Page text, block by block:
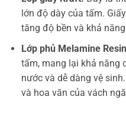
lớn độ dày của tấm.
tăng độ bền và khả
Lớp phủ Melamine
tấm, mang lại khả năng
nước và dễ dàng vệ
và hoa văn của vách